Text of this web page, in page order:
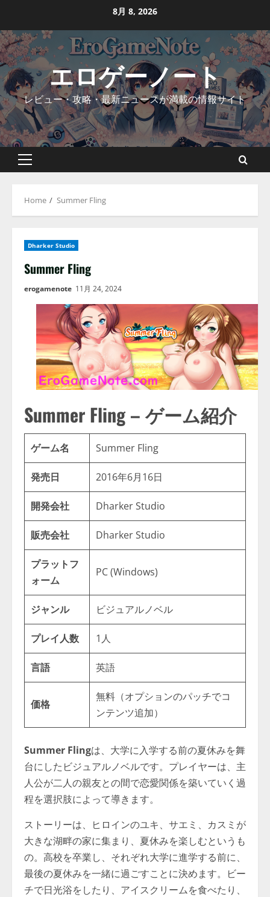
content
8月 8, 2026
エロゲーノート
レビュー・攻略・最新ニュースが満載の情報サイト
Primary
Home Summer Fling
Dharker Studio
Summer Fling
erogamenote 11月 24, 2024
Summer Fling – ゲーム紹介
ゲーム名 Summer Fling
発売日 2016年6月16日
開発会社 Dharker Studio
販売会社 Dharker Studio
プラットフ
ォーム
PC (Windows)
ジャンル ビジュアルノベル
プレイ人数 1人
言語 英語
価格
無料（オプションのパッチでコ
ンテンツ追加）
Summer Flingは、大学に入学する前の夏休みを舞
台にしたビジュアルノベルです。プレイヤーは、主
人公が二人の親友との間で恋愛関係を築いていく過
程を選択肢によって導きます。
ストーリーは、ヒロインのユキ、サエミ、カスミが
大きな湖畔の家に集まり、夏休みを楽しむというも
の。高校を卒業し、それぞれ大学に進学する前に、
最後の夏休みを一緒に過ごすことに決めます。ビー
チで日光浴をしたり、アイスクリームを食べたり、